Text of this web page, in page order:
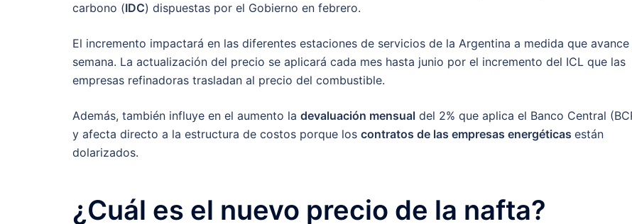
carbono (IDC) dispuestas por el Gobierno en febrero.
El incremento impactará en las diferentes estaciones de servicios de la Argentina a medida que avance
semana. La actualización del precio se aplicará cada mes hasta junio por el incremento del ICL que las
empresas refinadoras trasladan al precio del combustible.
Además, también influye en el aumento la devaluación mensual del 2% que aplica el Banco Central
y afecta directo a la estructura de costos porque los contratos de las empresas energéticas están
dolarizados.
¿Cuál es el nuevo precio de la nafta?